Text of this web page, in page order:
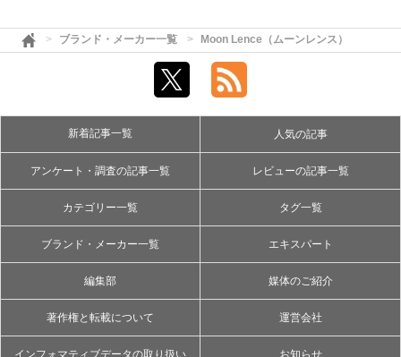
ブランド・メーカー一覧 Moon Lence（ムーンレンス）
新着記事一覧 人気の記事
アンケート・調査の記事一覧 レビューの記事一覧
カテゴリー一覧 タグ一覧
ブランド・メーカー一覧 エキスパート
編集部 媒体のご紹介
著作権と転載について 運営会社
インフォマティブデータの取り扱い お知らせ